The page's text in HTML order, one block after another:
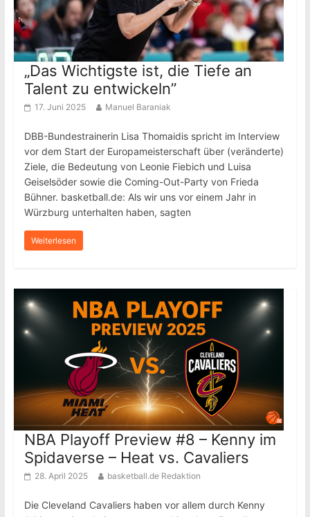
„Das Wichtigste ist, die Tiefe an
Talent zu entwickeln”
17. Juni 2025 Manuel Baraniak
DBB-Bundestrainerin Lisa Thomaidis spricht im Interview
vor dem Start der Europameisterschaft über (veränderte)
Ziele, die Bedeutung von Leonie Fiebich und Luisa
Geiselsöder sowie die Coming-Out-Party von Frieda
Bühner. basketball.de: Als wir uns vor einem Jahr in
Würzburg unterhalten haben, sagten
Weiterlesen
NBA Playoff Preview #8 – Kenny im
Spidaverse – Heat vs. Cavaliers
28. April 2025 basketball.de Redaktion
Die Cleveland Cavaliers haben vor allem durch Kenny